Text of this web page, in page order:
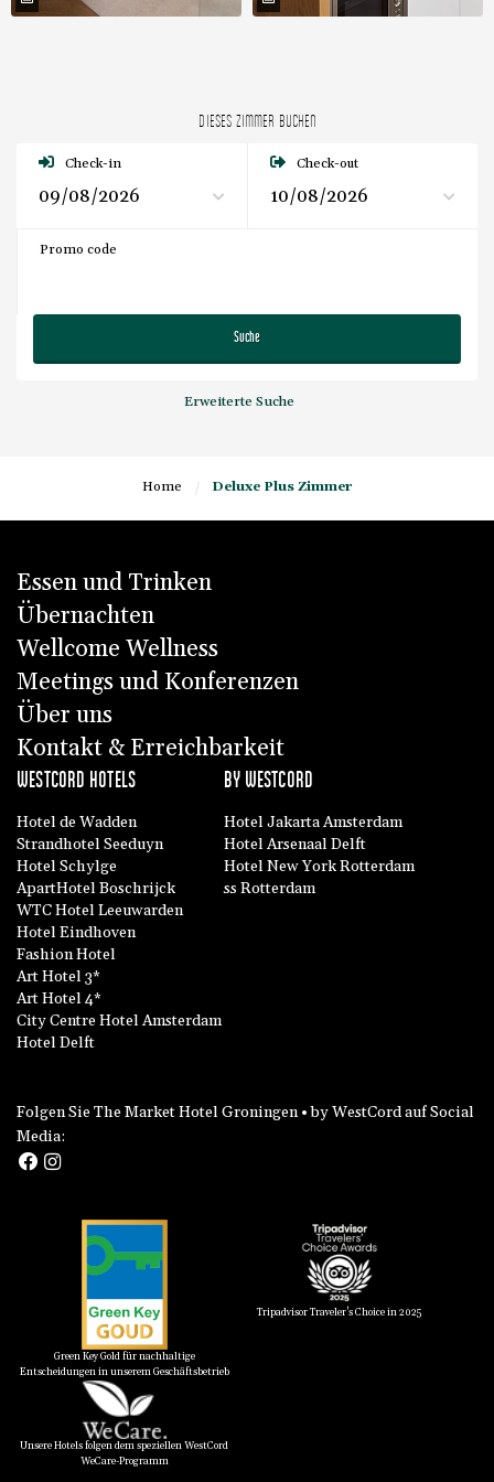
DIESES ZIMMER BUCHEN
Check-in Check-out
Promo code
Suche
Erweiterte Suche
Home / Deluxe Plus Zimmer
Essen und Trinken
Übernachten
Wellcome Wellness
Meetings und Konferenzen
Über uns
Kontakt & Erreichbarkeit
WESTCORD HOTELS
Hotel de Wadden
Strandhotel Seeduyn
Hotel Schylge
ApartHotel Boschrijck
WTC Hotel Leeuwarden
Hotel Eindhoven
Fashion Hotel
Art Hotel 3*
Art Hotel 4*
City Centre Hotel Amsterdam
Hotel Delft
BY WESTCORD
Hotel Jakarta Amsterdam
Hotel Arsenaal Delft
Hotel New York Rotterdam
ss Rotterdam
Folgen Sie The Market Hotel Groningen • by WestCord auf Social
Media:
Green Key Gold für nachhaltige
Entscheidungen in unserem Geschäftsbetrieb
Tripadvisor Traveler's Choice in 2025
Unsere Hotels folgen dem speziellen WestCord
WeCare-Programm